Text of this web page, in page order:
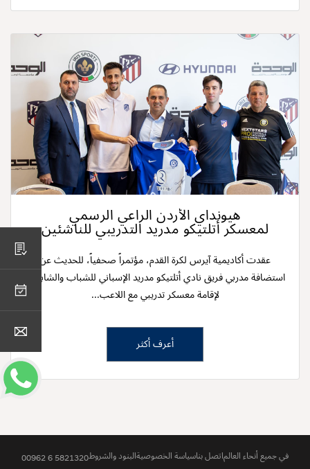
هيونداي الأردن الراعي الرسمي
لمعسكر أتلتيكو مدريد التدريبي للناشئين
عقدت أكاديمية آيرس لكرة القدم، مؤتمراً صحفياً، للحديث عن
استضافة مدربي فريق نادي أتلتيكو مدريد الإسباني للشباب والشابات،
لإقامة معسكر تدريبي مع اللاعب...
أعرف أكثر
اطلب عرض أسعار
حجز الخدمة
في جميع أنحاء العالماتصل بناسياسة الخصوصيةالبنود والشروط00962 6 5821320